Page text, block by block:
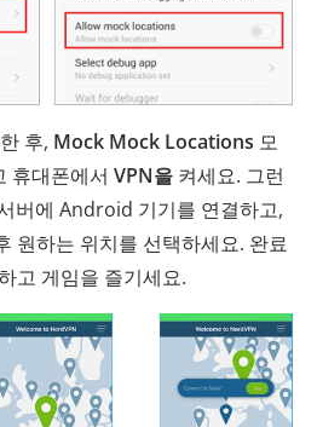
후, Mock Mock Locations 모
휴대폰에서 VPN을 켜세요. 그런
버에 Android 기기를 연결하고,
원하는 위치를 선택하세요. 완료
고 게임을 즐기세요.